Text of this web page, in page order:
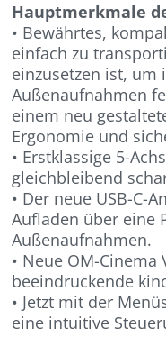
Hauptmerkmale
• Bewährtes,
einfach zu
einzusetzen ist, um
Außenaufnahmen
einem neu
Ergonomie und
• Erstklassige 5-
gleichbleibend
• Der neue USB-C-
Aufladen über eine
Außenaufnahmen.
• Neue OM-
beeindruckende
• Jetzt mit der
eine intuitive